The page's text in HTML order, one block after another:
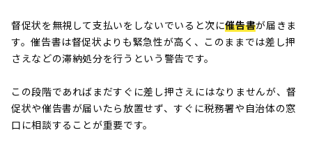
督促状を無視して支払いをしないでいると次に催告書が届きま
す。催告書は督促状よりも緊急性が高く、このままでは差し押
さえなどの滞納処分を行うという警告です。
この段階であればまだすぐに差し押さえにはなりませんが、督
促状や催告書が届いたら放置せず、すぐに税務署や自治体の窓
口に相談することが重要です。